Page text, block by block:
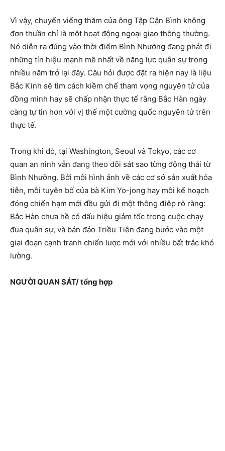
Vì vậy, chuyến viếng thăm của ông Tập Cận Bình không
đơn thuần chỉ là một hoạt động ngoại giao thông thường.
Nó diễn ra đúng vào thời điểm Bình Nhưỡng đang phát đi
những tín hiệu mạnh mẽ nhất về năng lực quân sự trong
nhiều năm trở lại đây. Câu hỏi được đặt ra hiện nay là liệu
Bắc Kinh sẽ tìm cách kiềm chế tham vọng nguyên tử của
đồng minh hay sẽ chấp nhận thực tế rằng Bắc Hàn ngày
càng tự tin hơn với vị thế một cường quốc nguyên tử trên
thực tế.
Trong khi đó, tại Washington, Seoul và Tokyo, các cơ
quan an ninh vẫn đang theo dõi sát sao từng động thái từ
Bình Nhưỡng. Bởi mỗi hình ảnh về các cơ sở sản xuất hỏa
tiễn, mỗi tuyên bố của bà Kim Yo-jong hay mỗi kế hoạch
đóng chiến hạm mới đều gửi đi một thông điệp rõ ràng:
Bắc Hàn chưa hề có dấu hiệu giảm tốc trong cuộc chạy
đua quân sự, và bán đảo Triều Tiên đang bước vào một
giai đoạn cạnh tranh chiến lược mới với nhiều bất trắc khó
lường.
NGƯỜI QUAN SÁT/ tổng hợp